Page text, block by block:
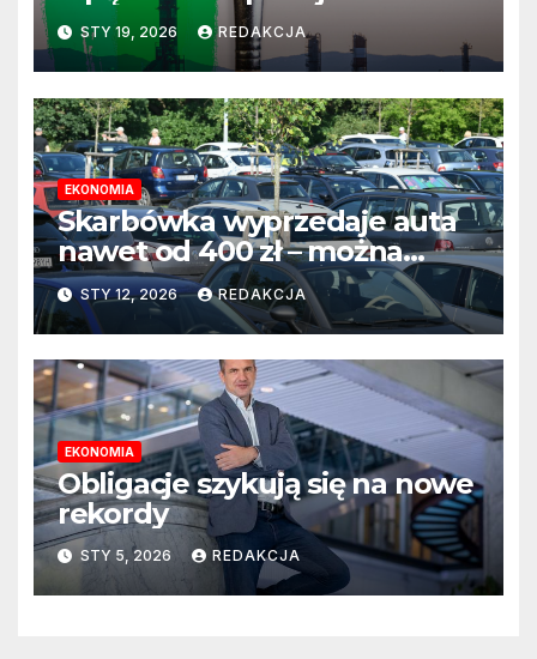
greenwashing wciąż aktualne
STY 19, 2026 REDAKCJA
EKONOMIA
Skarbówka wyprzedaje auta
nawet od 400 zł – można
kupić bez licytacji, ale są
pewne warunki
STY 12, 2026 REDAKCJA
EKONOMIA
Obligacje szykują się na nowe
rekordy
STY 5, 2026 REDAKCJA